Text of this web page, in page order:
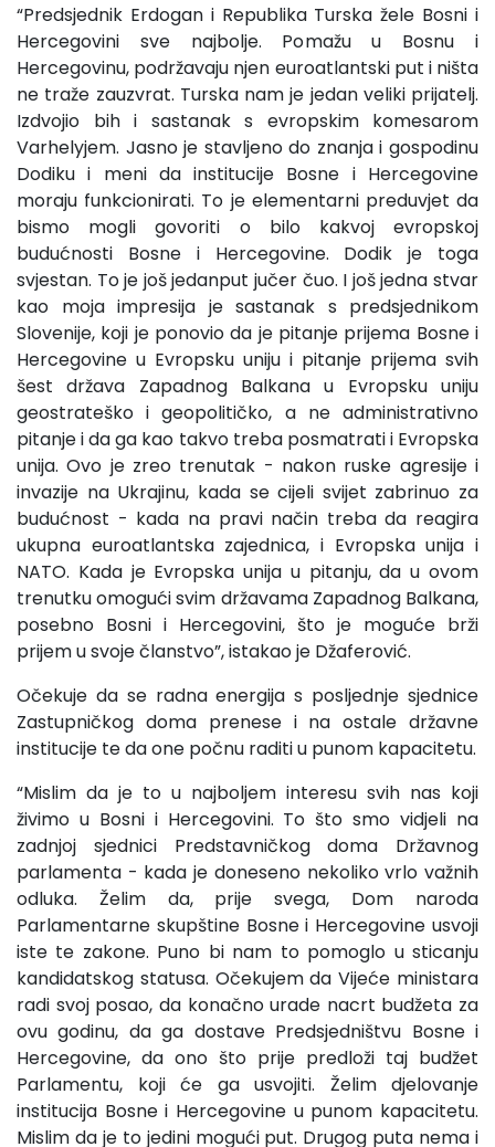
“Predsjednik Erdogan i Republika Turska žele Bosni i
Hercegovini sve najbolje. Pomažu u Bosnu i
Hercegovinu, podržavaju njen euroatlantski put i ništa
ne traže zauzvrat. Turska nam je jedan veliki prijatelj.
Izdvojio bih i sastanak s evropskim komesarom
Varhelyjem. Jasno je stavljeno do znanja i gospodinu
Dodiku i meni da institucije Bosne i Hercegovine
moraju funkcionirati. To je elementarni preduvjet da
bismo mogli govoriti o bilo kakvoj evropskoj
budućnosti Bosne i Hercegovine. Dodik je toga
svjestan. To je još jedanput jučer čuo. I još jedna stvar
kao moja impresija je sastanak s predsjednikom
Slovenije, koji je ponovio da je pitanje prijema Bosne i
Hercegovine u Evropsku uniju i pitanje prijema svih
šest država Zapadnog Balkana u Evropsku uniju
geostrateško i geopolitičko, a ne administrativno
pitanje i da ga kao takvo treba posmatrati i Evropska
unija. Ovo je zreo trenutak - nakon ruske agresije i
invazije na Ukrajinu, kada se cijeli svijet zabrinuo za
budućnost - kada na pravi način treba da reagira
ukupna euroatlantska zajednica, i Evropska unija i
NATO. Kada je Evropska unija u pitanju, da u ovom
trenutku omogući svim državama Zapadnog Balkana,
posebno Bosni i Hercegovini, što je moguće brži
prijem u svoje članstvo”, istakao je Džaferović.
Očekuje da se radna energija s posljednje sjednice
Zastupničkog doma prenese i na ostale državne
institucije te da one počnu raditi u punom kapacitetu.
“Mislim da je to u najboljem interesu svih nas koji
živimo u Bosni i Hercegovini. To što smo vidjeli na
zadnjoj sjednici Predstavničkog doma Državnog
parlamenta - kada je doneseno nekoliko vrlo važnih
odluka. Želim da, prije svega, Dom naroda
Parlamentarne skupštine Bosne i Hercegovine usvoji
iste te zakone. Puno bi nam to pomoglo u sticanju
kandidatskog statusa. Očekujem da Vijeće ministara
radi svoj posao, da konačno urade nacrt budžeta za
ovu godinu, da ga dostave Predsjedništvu Bosne i
Hercegovine, da ono što prije predloži taj budžet
Parlamentu, koji će ga usvojiti. Želim djelovanje
institucija Bosne i Hercegovine u punom kapacitetu.
Mislim da je to jedini mogući put. Drugog puta nema i